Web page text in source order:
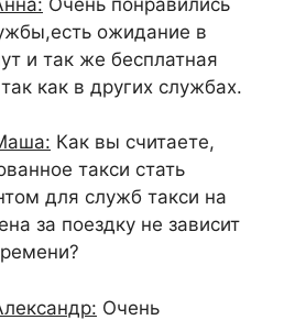
ожидание в
и так же бесплатная
как в других службах.
Как вы считаете,
такси стать
для служб такси на
за поездку не зависит
Очень